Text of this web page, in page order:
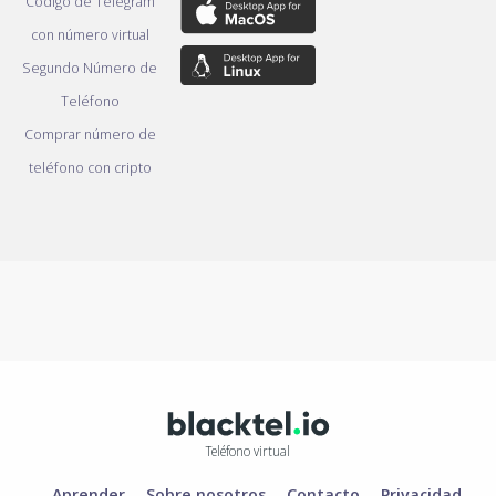
con número virtual
Segundo Número de
Teléfono
Comprar número de
teléfono con cripto
Teléfono virtual